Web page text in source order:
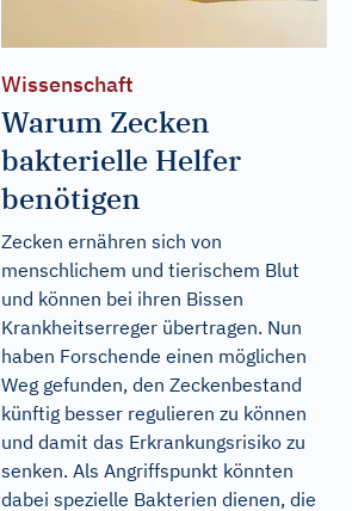
Wissenschaft
Warum Zecken
bakterielle Helfer
benötigen
Zecken ernähren sich von
menschlichem und tierischem Blut
und können bei ihren Bissen
Krankheitserreger übertragen. Nun
haben Forschende einen möglichen
Weg gefunden, den Zeckenbestand
künftig besser regulieren zu können
und damit das Erkrankungsrisiko zu
senken. Als Angriffspunkt könnten
dabei spezielle Bakterien dienen, die